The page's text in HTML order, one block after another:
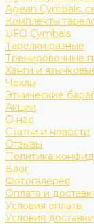
Agean Cymbals,
Комплекты
UFO Cymbals
Тарелки разные
Тренировочные
Ханги и
Чехлы
Этнические
Акции
О нас
Статьи и новости
Отзывы
Политика
Блог
Фотогалерея
Оплата и
Условия оплаты
Условия доставки